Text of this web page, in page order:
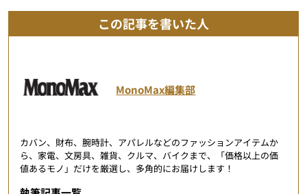
この記事を書いた人
MonoMax編集部
カバン、財布、腕時計、アパレルなどのファッションアイテムか
ら、家電、文房具、雑貨、クルマ、バイクまで、「価格以上の価
値あるモノ」だけを厳選し、多角的にお届けします！